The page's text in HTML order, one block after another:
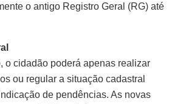
o antigo Registro Geral (RG) até
o cidadão poderá apenas realizar
ou regular a situação cadastral
de pendências. As novas